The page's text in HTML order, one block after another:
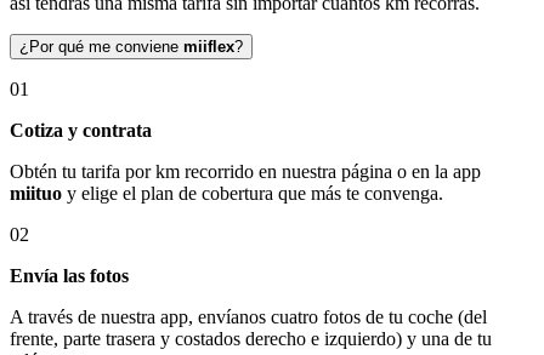
¿Por qué me conviene miiflex?
01
Cotiza y contrata
Obtén tu tarifa por km recorrido en nuestra página o en la app
miituo y elige el plan de cobertura que más te convenga.
02
Envía las fotos
A través de nuestra app, envíanos cuatro fotos de tu coche (del
frente, parte trasera y costados derecho e izquierdo) y una de tu